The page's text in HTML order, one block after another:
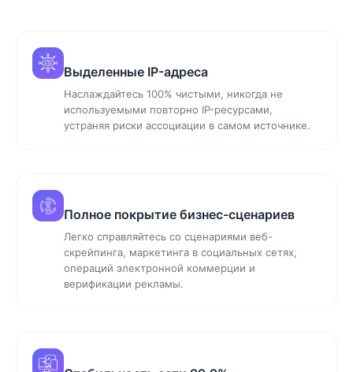
Выделенные IP-адреса
Наслаждайтесь 100% чистыми, никогда не
используемыми повторно IP-ресурсами,
устраняя риски ассоциации в самом источнике.
Полное покрытие бизнес-сценариев
Легко справляйтесь со сценариями веб-
скрейпинга, маркетинга в социальных сетях,
операций электронной коммерции и
верификации рекламы.